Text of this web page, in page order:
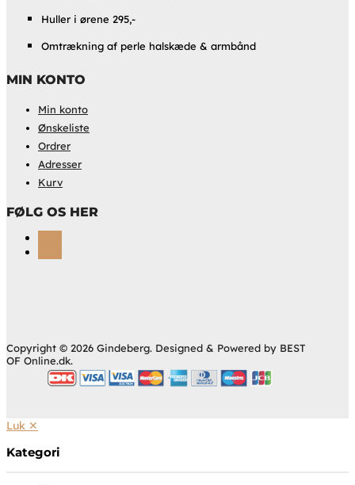
Huller i ørene 295,-
Omtrækning af perle halskæde & armbånd
MIN KONTO
Min konto
Ønskeliste
Ordrer
Adresser
Kurv
FØLG OS HER
Copyright © 2026 Gindeberg. Designed & Powered by BEST
OF Online.dk.
Luk ✕
Kategori